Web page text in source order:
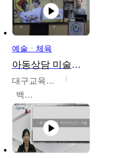
예술ㆍ체육
아동상담 미술치료
대구교육대학교
백중열